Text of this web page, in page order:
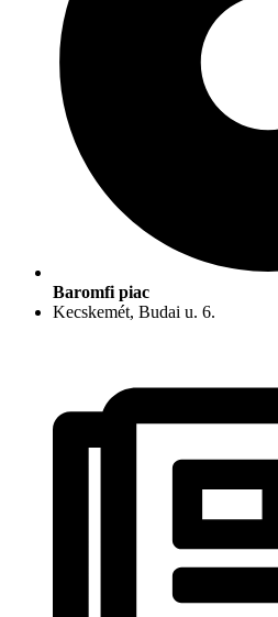
Baromfi piac
Kecskemét, Budai u. 6.